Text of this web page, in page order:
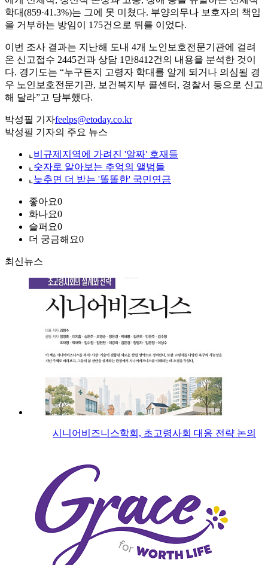
학대(859·41.3%)는 그에 못 미쳤다. 부양의무나 보호자의 책임
을 거부하는 방임이 175건으로 뒤를 이었다.
이번 조사 결과는 지난해 도내 4개 노인보호전문기관에 걸려
온 신고접수 2445건과 상담 1만8412건의 내용을 분석한 것이
다. 경기도는 “누구든지 고령자 학대를 알게 되거나 의심될 경
우 노인보호전문기관, 보건복지부 콜센터, 경찰서 등으로 신고
해 달라”고 당부했다.
박성필 기자feelps@etoday.co.kr
박성필 기자의 주요 뉴스
⌞ 비규제지역에 가려진 '알짜' 호재들
⌞ 숫자로 알아보는 추억의 앨범들
⌞ 늦추면 더 받는 '똘똘한' 국민연금
좋아요0
화나요0
슬퍼요0
더 궁금해요0
최신뉴스
시니어비즈니스학회, 초고령사회 대응 전략 논의